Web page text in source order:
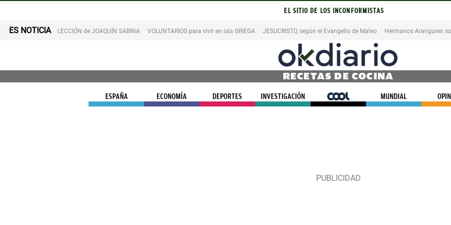
EL SITIO DE LOS INCONFORMISTAS
ES NOTICIA LECCIÓN de JOAQUÍN SABINA VOLUNTARIOS para vivir en isla GRIEGA JESUCRISTO, según el Evangelio de Mateo Hermanos Aranguren
RECETAS DE COCINA
ESPAÑA ECONOMÍA DEPORTES INVESTIGACIÓN COOL MUNDIAL